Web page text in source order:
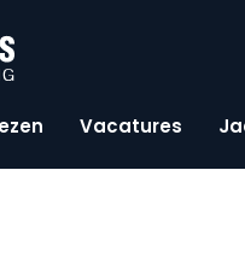
Vacatures